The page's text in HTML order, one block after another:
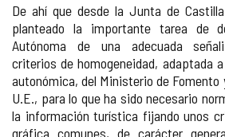
De ahí que desde la Junta de
planteado la importante tarea de
Autónoma de una adecuada
criterios de homogeneidad, adaptada
autonómica, del Ministerio de Fomento
U.E., para lo que ha sido necesario
la información turística fijando unos
gráfica comunes, de carácter